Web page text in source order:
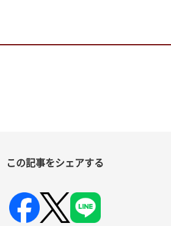
この記事をシェアする